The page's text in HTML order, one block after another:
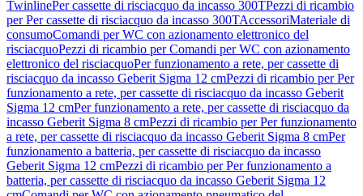
TwinlinePer cassette di risciacquo da incasso 300TPezzi di ricambio
per Per cassette di risciacquo da incasso 300TAccessoriMateriale di
consumoComandi per WC con azionamento elettronico del
risciacquoPezzi di ricambio per Comandi per WC con azionamento
elettronico del risciacquoPer funzionamento a rete, per cassette di
risciacquo da incasso Geberit Sigma 12 cmPezzi di ricambio per Per
funzionamento a rete, per cassette di risciacquo da incasso Geberit
Sigma 12 cmPer funzionamento a rete, per cassette di risciacquo da
incasso Geberit Sigma 8 cmPezzi di ricambio per Per funzionamento
a rete, per cassette di risciacquo da incasso Geberit Sigma 8 cmPer
funzionamento a batteria, per cassette di risciacquo da incasso
Geberit Sigma 12 cmPezzi di ricambio per Per funzionamento a
batteria, per cassette di risciacquo da incasso Geberit Sigma 12